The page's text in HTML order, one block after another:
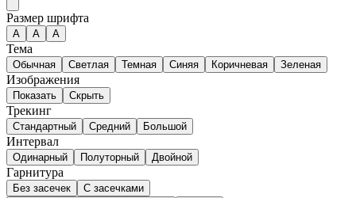
Размер шрифта
А A A
Тема
Обычная Светлая Темная Синяя Коричневая Зеленая
Изображения
Показать Скрыть
Трекинг
Стандартный Средний Большой
Интервал
Одинарный Полуторный Двойной
Гарнитура
Без засечек
С засечками